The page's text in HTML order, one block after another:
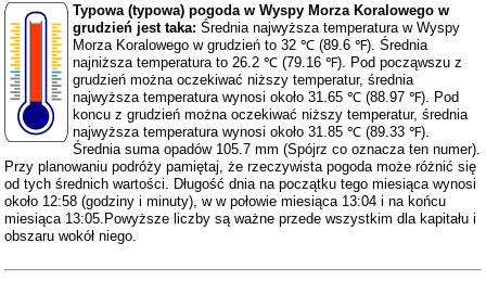
Typowa (typowa) pogoda w Wyspy Morza Koralowego w
grudzień jest taka: Średnia najwyższa temperatura w Wyspy
Morza Koralowego w grudzień to 32 ℃ (89.6 ℉). Średnia
najniższa temperatura to 26.2 ℃ (79.16 ℉). Pod począwszu z
grudzień można oczekiwać niższy temperatur, średnia
najwyższa temperatura wynosi około 31.65 ℃ (88.97 ℉). Pod
koncu z grudzień można oczekiwać niższy temperatur, średnia
najwyższa temperatura wynosi około 31.85 ℃ (89.33 ℉).
Średnia suma opadów 105.7 mm (Spójrz co oznacza ten numer).
Przy planowaniu podróży pamiętaj, że rzeczywista pogoda może różnić się
od tych średnich wartości. Długość dnia na początku tego miesiąca wynosi
około 12:58 (godziny i minuty), w w połowie miesiąca 13:04 i na końcu
miesiąca 13:05.Powyższe liczby są ważne przede wszystkim dla kapitału i
obszaru wokół niego.